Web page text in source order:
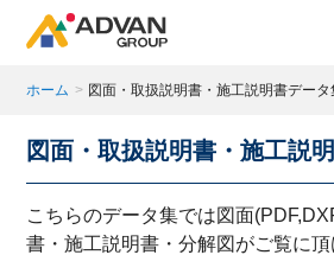
商品ページにある「お気に入り登録
商品がここに表示されます。
ホーム > 図面・取扱説明書・施工説明書データ
図面・取扱説明書・施工説
こちらのデータ集では図面
書・施工説明書・分解図がご覧に頂